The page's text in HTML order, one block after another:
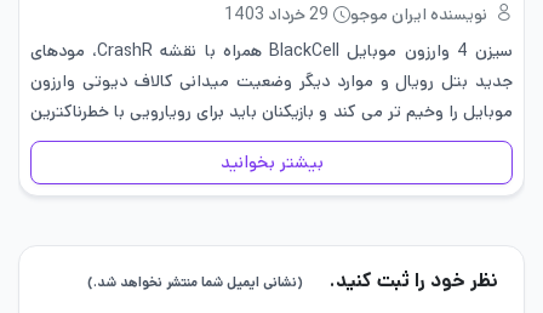
نویسنده ایران موجو
29 خرداد 1403
سیزن 4 وارزون موبایل BlackCell همراه با نقشه CrashR، مودهای
جدید بتل رویال و موارد دیگر وضعیت میدانی کالاف دیوتی وارزون
موبایل را وخیم تر می کند و بازیکنان باید برای رویارویی با خطرناکترین
تهدیدات و نبردهای پیش رو در…
بیشتر بخوانید
نظر خود را ثبت کنید. (نشانی ایمیل شما منتشر نخواهد شد.)